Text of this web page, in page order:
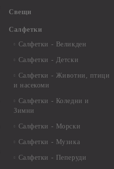
Свещи
Салфетки
Салфетки - Великден
Салфетки - Детски
Салфетки - Животни, птици
и насекоми
Салфетки - Коледни и
Зимни
Салфетки - Морски
Салфетки - Музика
Салфетки - Пеперуди